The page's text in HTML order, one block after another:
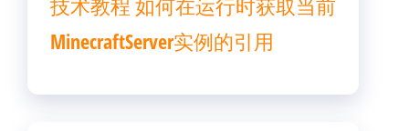
MinecraftServer实例的引用